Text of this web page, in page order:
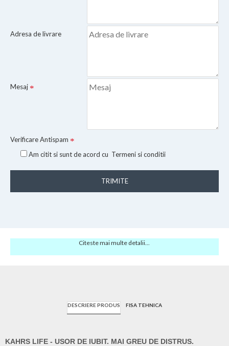
Adresa de livrare
Mesaj
Verificare Antispam
Am citit si sunt de acord cu Termeni si conditii
TRIMITE
Citeste mai multe detalii...
DESCRIERE PRODUS FISA TEHNICA
KAHRS LIFE - USOR DE IUBIT. MAI GREU DE DISTRUS.